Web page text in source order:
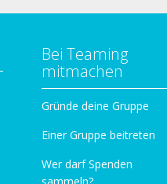
Bei Teaming
mitmachen
Gründe deine Gruppe
Einer Gruppe beitreten
Wer darf Spenden